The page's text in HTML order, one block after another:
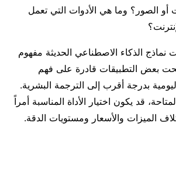
أو الصور؟ وما هي الأدوات التي تعمل
غيرت نماذج الذكاء الاصطناعي الحديثة مفهوم
بعض التطبيقات قادرة على فهم
بدرجة أقرب إلى الترجمة البشرية.
قد يكون اختيار الأداة المناسبة أمراً
الميزات والأسعار ومستويات الدقة.